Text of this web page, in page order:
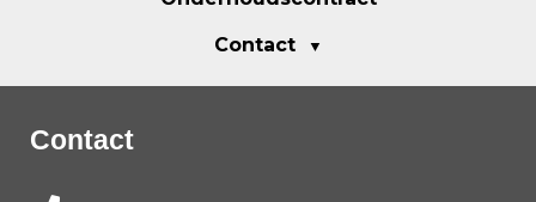
Contact
Contact